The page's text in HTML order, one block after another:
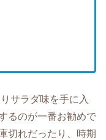
サラダ味を手に入
るのが一番お勧めで
切れだったり、時期